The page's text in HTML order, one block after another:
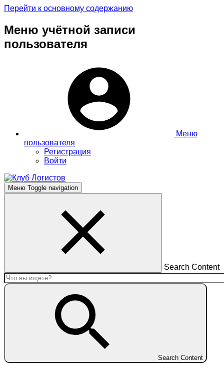
Перейти к основному содержанию
Меню учётной записи
пользователя
Меню
пользователя
Регистрация
Войти
Меню Toggle navigation
Search Content
Search Content